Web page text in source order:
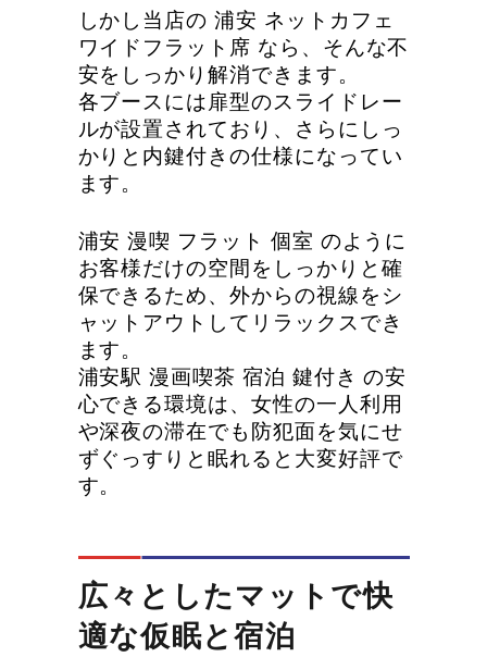
しかし当店の 浦安 ネットカフェ
ワイドフラット席 なら、そんな不
安をしっかり解消できます。
各ブースには扉型のスライドレー
ルが設置されており、さらにしっ
かりと内鍵付きの仕様になってい
ます。
浦安 漫喫 フラット 個室 のように
お客様だけの空間をしっかりと確
保できるため、外からの視線をシ
ャットアウトしてリラックスでき
ます。
浦安駅 漫画喫茶 宿泊 鍵付き の安
心できる環境は、女性の一人利用
や深夜の滞在でも防犯面を気にせ
ずぐっすりと眠れると大変好評で
す。
広々としたマットで快
適な仮眠と宿泊